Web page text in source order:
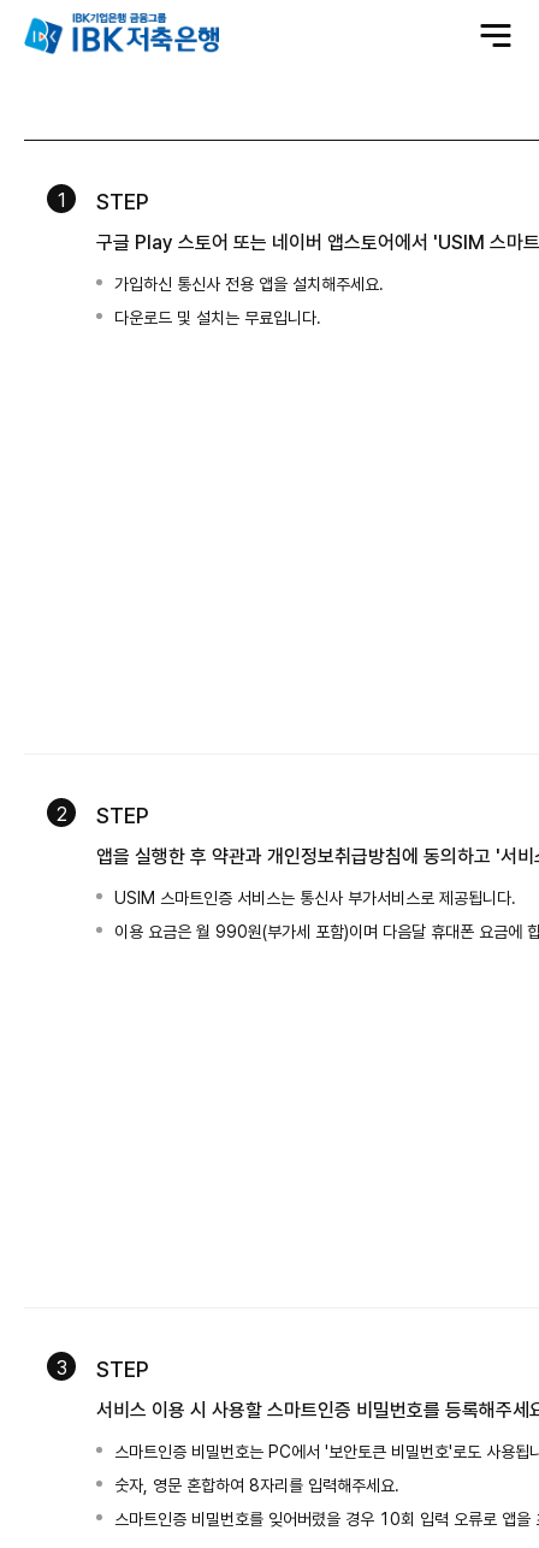
전
체
1 STEP
구글 Play 스토어 또는 네이버 앱스토어에서 'USIM 스마
가입하신 통신사 전용 앱을 설치해주세요.
다운로드 및 설치는 무료입니다.
2 STEP
앱을 실행한 후 약관과 개인정보취급방침에 동의하고 '서
USIM 스마트인증 서비스는 통신사 부가서비스로 제공됩니다.
이용 요금은 월 990원(부가세 포함)이며 다음달 휴대폰 요금에
3 STEP
서비스 이용 시 사용할 스마트인증 비밀번호를 등록해주세
스마트인증 비밀번호는 PC에서 '보안토큰 비밀번호'로도 사용됩
숫자, 영문 혼합하여 8자리를 입력해주세요.
스마트인증 비밀번호를 잊어버렸을 경우 10회 입력 오류로 앱